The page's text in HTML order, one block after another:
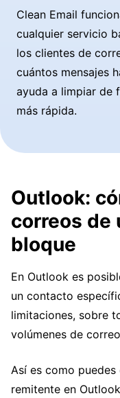
Clean Email
cualquier servicio
los clientes de
cuántos mensajes
ayuda a limpiar de
más rápida.
Outlook:
correos de
bloque
En Outlook es
un contacto
limitaciones, sobre
volúmenes de
Así es como
remitente en